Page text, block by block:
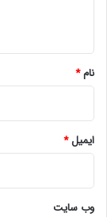
نام*
ایمیل*
وب‌ سایت